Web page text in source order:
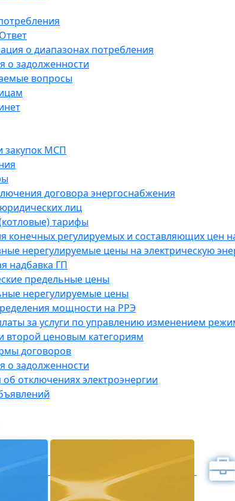
о диапазонах потребления
о задолженности
вопросы
закупок МСП
договора энергоснабжения
лиц
тарифы
конечных регулируемых и составляющих
нерегулируемые цены на электрическую
надбавка ГП
предельные цены
нерегулируемые цены
мощности на РРЭ
за услуги по управлению изменением
второй ценовым категориям
договоров
о задолженности
отключениях электроэнергии